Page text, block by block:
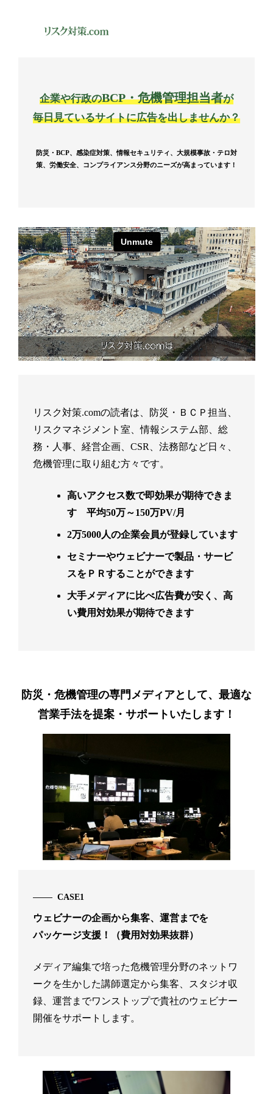
企業や行政のBCP・危機管理担当者が
毎日見ているサイトに広告を出しませんか？
防災・BCP、感染症対策、情報セキュリティ、大規模事故・テロ対
策、 労働安全、コンプライアンス分野のニーズが高まっています！
リスク対策.comの読者は、防災・ＢＣＰ担当、
リスクマネジメント室、情報システム部、総
務・人事、経営企画、CSR、法務部など日々、
危機管理に取り組む方々です。
高いアクセス数で即効果が期待できま
す 平均50万～150万PV/月
2万5000人の企業会員が登録しています
セミナーやウェビナーで製品・サービ
スをＰＲすることができます
大手メディアに比べ広告費が安く、高
い費用対効果が期待できます
防災・危機管理の専門メディアとして、 最適な
営業手法を提案・サポートいたします！
CASE1
ウェビナーの企画から集客、運営までを
パッケージ支援！（費用対効果抜群）
メディア編集で培った危機管理分野のネットワ
ークを生かした講師選定から集客、スタジオ収
録、運営までワンストップで貴社のウェビナー
開催をサポートします。